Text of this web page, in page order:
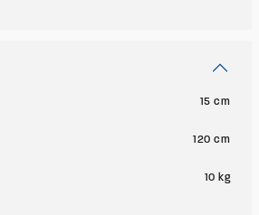
15 cm
120 cm
10 kg